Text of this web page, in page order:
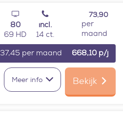
80
69 HD
incl.
14 ct.
73,90
per
maand
37,45 per maand 668,10 p/j
Meer info Bekijk